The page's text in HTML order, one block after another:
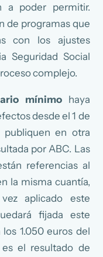
a poder permitir.
de programas que
con los ajustes
Seguridad Social
complejo.
mínimo haya
desde el 1 de
en otra
por ABC. Las
referencias al
la misma cuantía,
aplicado este
fijada este
1.050 euros del
el resultado de